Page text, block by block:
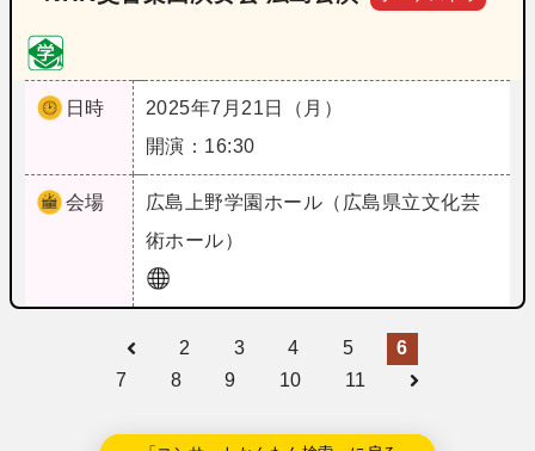
日時
2025年7月21日（月）
開演：16:30
会場 広島 上野学園ホール（広島県立文化芸
術ホール）
2 3 4 5
6
7
8 9 10 11